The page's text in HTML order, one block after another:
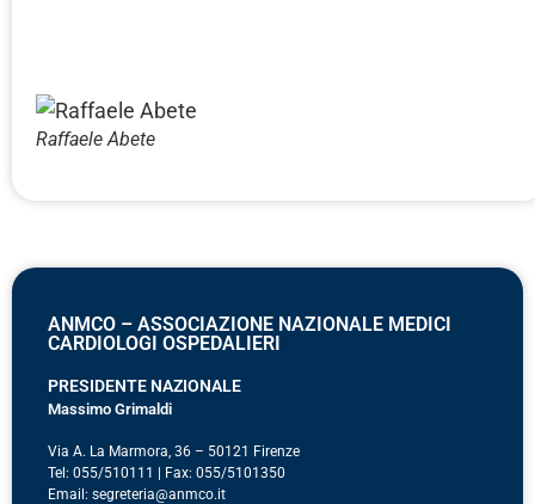
Raffaele Abete
ANMCO – ASSOCIAZIONE NAZIONALE MEDICI
CARDIOLOGI OSPEDALIERI
PRESIDENTE NAZIONALE
Massimo Grimaldi
Via A. La Marmora, 36 – 50121 Firenze
Tel: 055/510111 | Fax: 055/5101350
Email: segreteria@anmco.it